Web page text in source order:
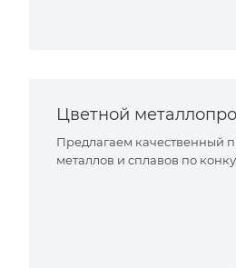
Цветной
Предлагаем качественный
металлов и сплавов по